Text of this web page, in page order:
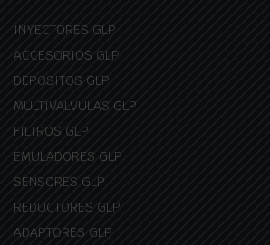
INYECTORES GLP
ACCESORIOS GLP
DEPOSITOS GLP
MULTIVALVULAS GLP
FILTROS GLP
EMULADORES GLP
SENSORES GLP
REDUCTORES GLP
ADAPTORES GLP